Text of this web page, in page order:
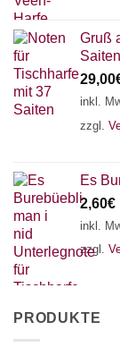
Gruß
Saiten
29,00
inkl.
zzgl.
Es
2,60€
inkl.
zzgl.
PRODUKTE